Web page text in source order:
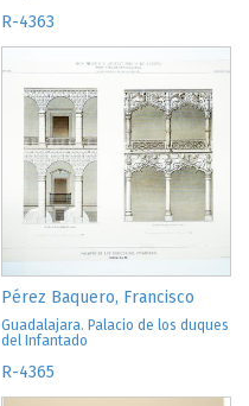
R-4363
Pérez Baquero, Francisco
Guadalajara. Palacio de los duques
del Infantado
R-4365